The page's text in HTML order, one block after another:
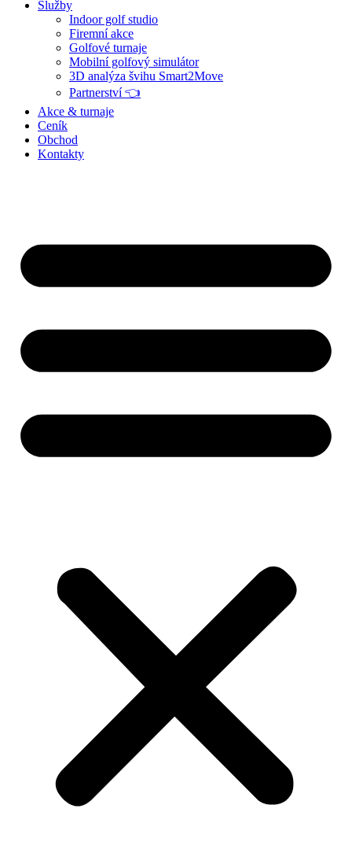
Služby
Indoor golf studio
Firemní akce
Golfové turnaje
Mobilní golfový simulátor
3D analýza švihu Smart2Move
Partnerství 👈
Akce & turnaje
Ceník
Obchod
Kontakty